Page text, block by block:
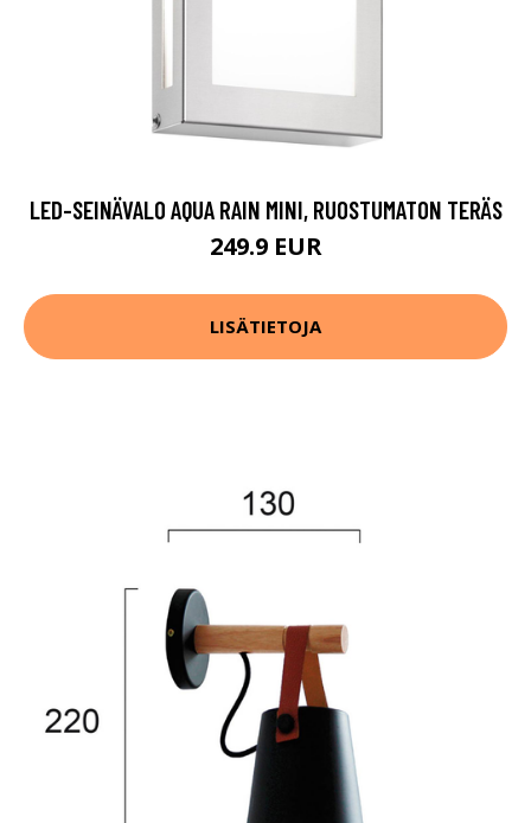
LED-SEINÄVALO AQUA RAIN MINI, RUOSTUMATON TERÄS
249.9 EUR
LISÄTIETOJA